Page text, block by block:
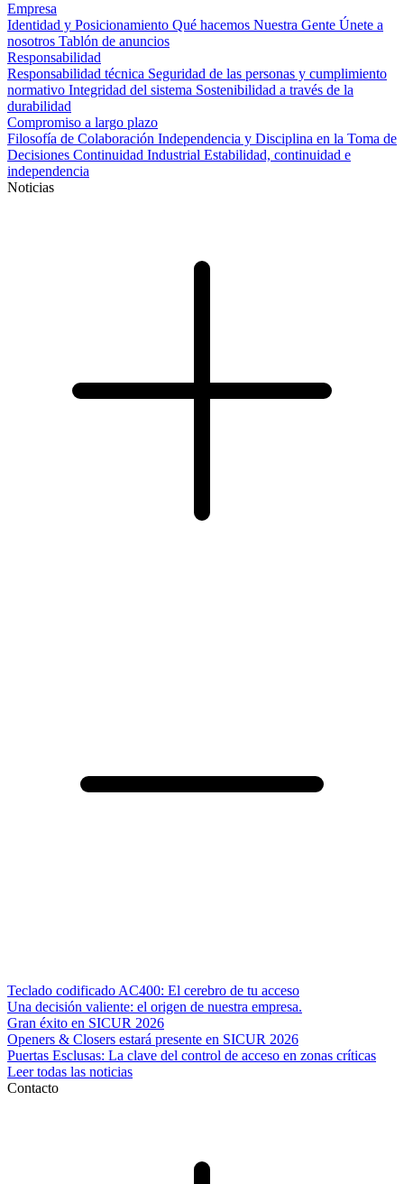
Empresa
Identidad y Posicionamiento Qué hacemos Nuestra Gente Únete a
nosotros Tablón de anuncios
Responsabilidad
Responsabilidad técnica Seguridad de las personas y cumplimiento
normativo Integridad del sistema Sostenibilidad a través de la
durabilidad
Compromiso a largo plazo
Filosofía de Colaboración Independencia y Disciplina en la Toma de
Decisiones Continuidad Industrial Estabilidad, continuidad e
independencia
Noticias
Teclado codificado AC400: El cerebro de tu acceso
Una decisión valiente: el origen de nuestra empresa.
Gran éxito en SICUR 2026
Openers & Closers estará presente en SICUR 2026
Puertas Esclusas: La clave del control de acceso en zonas críticas
Leer todas las noticias
Contacto